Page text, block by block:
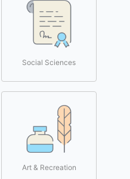
Social Sciences
Art & Recreation